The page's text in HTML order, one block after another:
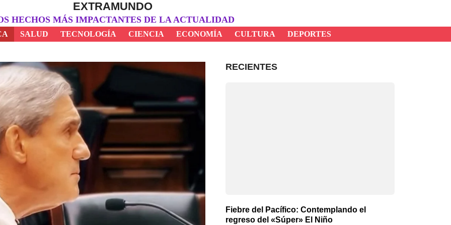
EXTRAMUNDO
HECHOS MÁS IMPACTANTES DE LA ACTUALIDAD
SALUD TECNOLOGÍA CIENCIA ECONOMÍA CULTURA DEPORTES
RECIENTES
Fiebre del Pacífico: Contemplando el
regreso del «Súper» El Niño